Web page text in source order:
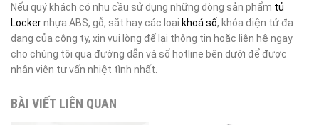
Nếu quý khách có nhu cầu sử dụng những dòng sản phẩm tủ
Lockernhựa ABS, gỗ, sắt hay các loại khoá số, khóa điện tử đa
dạng của công ty, xin vui lòng để lại thông tin hoặc liên hệ ngay
cho chúng tôi qua đường dẫn và số hotline bên dưới để được
nhân viên tư vấn nhiệt tình nhất.
BÀI VIẾT LIÊN QUAN